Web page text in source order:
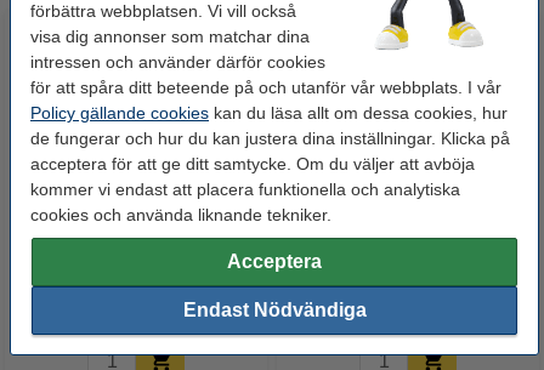
förbättra webbplatsen. Vi vill också
visa dig annonser som matchar dina
intressen och använder därför cookies
för att spåra ditt beteende på och utanför vår webbplats. I vår
Policy gällande cookies kan du läsa allt om dessa cookies, hur
de fungerar och hur du kan justera dina inställningar. Klicka på
acceptera för att ge ditt samtycke. Om du väljer att avböja
kommer vi endast att placera funktionella och analytiska
cookies och använda liknande tekniker.
Acceptera
Endast Nödvändiga
Refill | Pentel Energel LR7 | röd
19,50 kr Inkl. 25% Moms
Refill | Pentel Energel LR7 | grön
19,50 kr Inkl. 25% Moms